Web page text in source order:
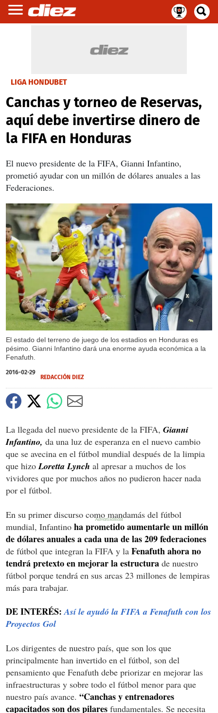
LIGA HONDUBET
Canchas y torneo de Reservas,
aquí debe invertirse dinero de
la FIFA en Honduras
El nuevo presidente de la FIFA, Gianni Infantino,
prometió ayudar con un millón de dólares anuales a las
Federaciones.
El estado del terreno de juego de los estadios en Honduras es
pésimo. Gianni Infantino dará una enorme ayuda económica a la
Fenafuth.
X
X
X
X
2016-02-29
REDACCIÓN DIEZ
La llegada del nuevo presidente de la FIFA, Gianni
Infantino, da una luz de esperanza en el nuevo cambio
que se avecina en el fútbol mundial después de la limpia
que hizo Loretta Lynch al apresar a muchos de los
vividores que por muchos años no pudieron hacer nada
por el fútbol.
En su primer discurso como mandamás del fútbol
mundial, Infantino ha prometido aumentarle un millón
de dólares anuales a cada una de las 209 federaciones
de fútbol que integran la FIFA y la Fenafuth ahora no
tendrá pretexto en mejorar la estructura de nuestro
fútbol porque tendrá en sus arcas 23 millones de lempiras
más para trabajar.
DE INTERÉS:Así le ayudó la FIFA a Fenafuth con los
Proyectos Gol
Los dirigentes de nuestro país, que son los que
principalmente han invertido en el fútbol, son del
pensamiento que Fenafuth debe priorizar en mejorar las
infraestructuras y sobre todo el fútbol menor para que
nuestro país avance. “Canchas y entrenadores
capacitados son dos pilares fundamentales. Se necesita